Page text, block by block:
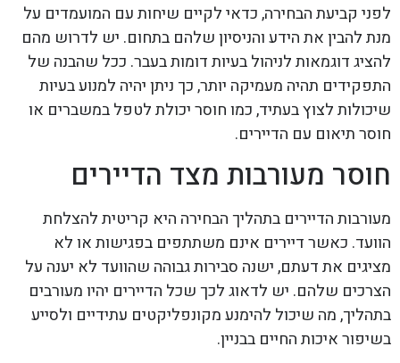
לפני קביעת הבחירה, כדאי לקיים שיחות עם המועמדים על
מנת להבין את הידע והניסיון שלהם בתחום. יש לדרוש מהם
להציג דוגמאות לניהול בעיות דומות בעבר. ככל שהבנה של
התפקידים תהיה מעמיקה יותר, כך ניתן יהיה למנוע בעיות
שיכולות לצוץ בעתיד, כמו חוסר יכולת לטפל במשברים או
חוסר תיאום עם הדיירים.
חוסר מעורבות מצד הדיירים
מעורבות הדיירים בתהליך הבחירה היא קריטית להצלחת
הוועד. כאשר דיירים אינם משתתפים בפגישות או לא
מציגים את דעתם, ישנה סבירות גבוהה שהוועד לא יענה על
הצרכים שלהם. יש לדאוג לכך שכל הדיירים יהיו מעורבים
בתהליך, מה שיכול להימנע מקונפליקטים עתידיים ולסייע
בשיפור איכות החיים בבניין.